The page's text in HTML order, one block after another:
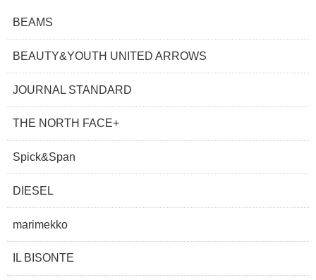
BEAMS
BEAUTY&YOUTH UNITED ARROWS
JOURNAL STANDARD
THE NORTH FACE+
Spick&Span
DIESEL
marimekko
IL BISONTE